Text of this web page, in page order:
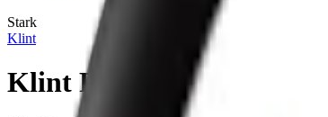
Stark
Klint
Klint Polar Mint